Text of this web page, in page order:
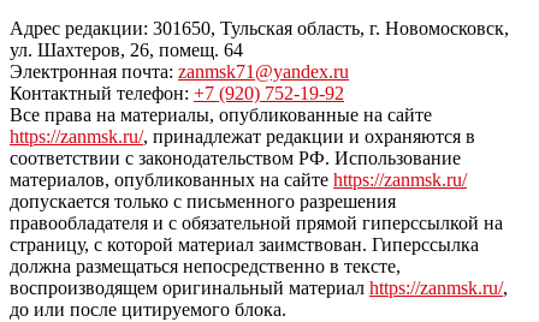
Адрес редакции: 301650, Тульская область, г. Новомосковск,
ул. Шахтеров, 26, помещ. 64
Электронная почта: zanmsk71@yandex.ru
Контактный телефон: +7 (920) 752-19-92
Все права на материалы, опубликованные на сайте
https://zanmsk.ru/, принадлежат редакции и охраняются в
соответствии с законодательством РФ. Использование
материалов, опубликованных на сайте https://zanmsk.ru/
допускается только с письменного разрешения
правообладателя и с обязательной прямой гиперссылкой на
страницу, с которой материал заимствован. Гиперссылка
должна размещаться непосредственно в тексте,
воспроизводящем оригинальный материал https://zanmsk.ru/,
до или после цитируемого блока.